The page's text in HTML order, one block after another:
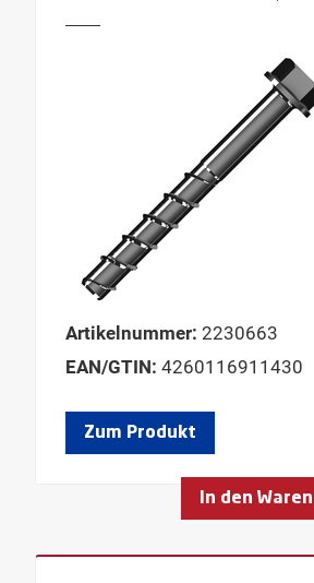
Artikelnummer: 2230663
EAN/GTIN: 4260116911430
Zum Produkt
In den